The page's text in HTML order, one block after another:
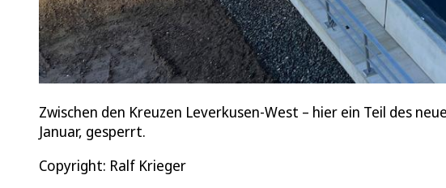
Zwischen den Kreuzen Leverkusen-West – hier ein Teil des
Januar, gesperrt.
Copyright: Ralf Krieger